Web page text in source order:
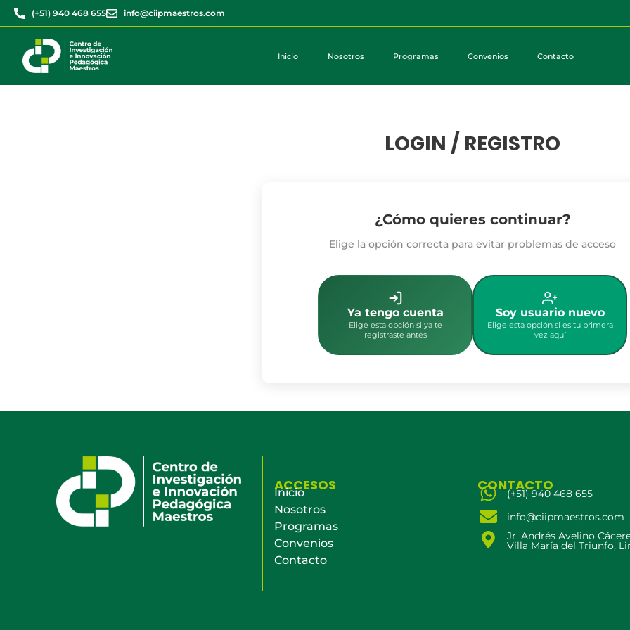
(+51) 940 468 655 info@ciipmaestros.com
Inicio Nosotros Programas Convenios Contacto
LOGIN / REGISTRO
¿Cómo quieres continuar?
Elige la opción correcta para evitar problemas de acceso
Ya tengo cuenta
Elige esta opción si ya te
registraste antes
Soy usuario nuevo
Elige esta opción si es tu primera
vez aquí
ACCESOS
Inicio
Nosotros
Programas
Convenios
Contacto
CONTACTO
(+51) 940 468 655
info@ciipmaestros.com
Jr. Andrés Avelino
Villa María del Triunfo,